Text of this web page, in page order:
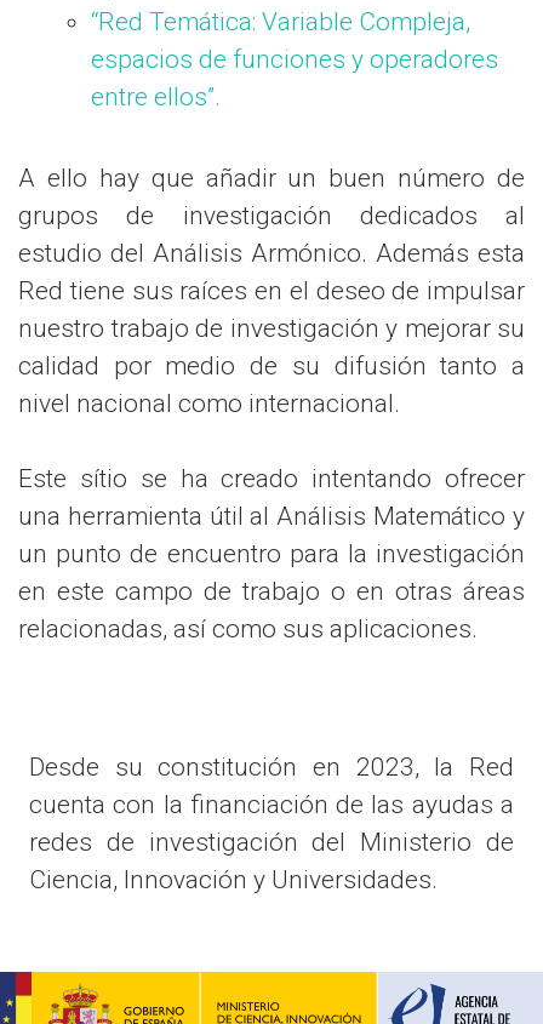
“Red Temática: Variable Compleja,
espacios de funciones y operadores
entre ellos”.
A ello hay que añadir un buen número de
grupos de investigación dedicados al
estudio del Análisis Armónico. Además esta
Red tiene sus raíces en el deseo de impulsar
nuestro trabajo de investigación y mejorar su
calidad por medio de su difusión tanto a
nivel nacional como internacional.
Este sítio se ha creado intentando ofrecer
una herramienta útil al Análisis Matemático y
un punto de encuentro para la investigación
en este campo de trabajo o en otras áreas
relacionadas, así como sus aplicaciones.
Desde su constitución en 2023, la Red
cuenta con la financiación de las ayudas a
redes de investigación del Ministerio de
Ciencia, Innovación y Universidades.